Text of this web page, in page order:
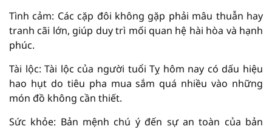
Tình cảm: Các cặp đôi không gặp phải mâu thuẫn hay
tranh cãi lớn, giúp duy trì mối quan hệ hài hòa và hạnh
phúc.
Tài lộc: Tài lộc của người tuổi Tỵ hôm nay có dấu hiệu
hao hụt do tiêu pha mua sắm quá nhiều vào những
món đồ không cần thiết.
Sức khỏe: Bản mệnh chú ý đến sự an toàn của bản